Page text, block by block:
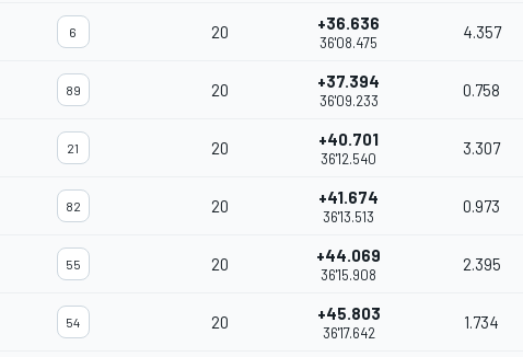
6 20 +36.636
36'08.475
4.357
89 20 +37.394
36'09.233
0.758
21 20 +40.701
36'12.540
3.307
82 20 +41.674
36'13.513
0.973
55 20 +44.069
36'15.908
2.395
54 20 +45.803
36'17.642
1.734